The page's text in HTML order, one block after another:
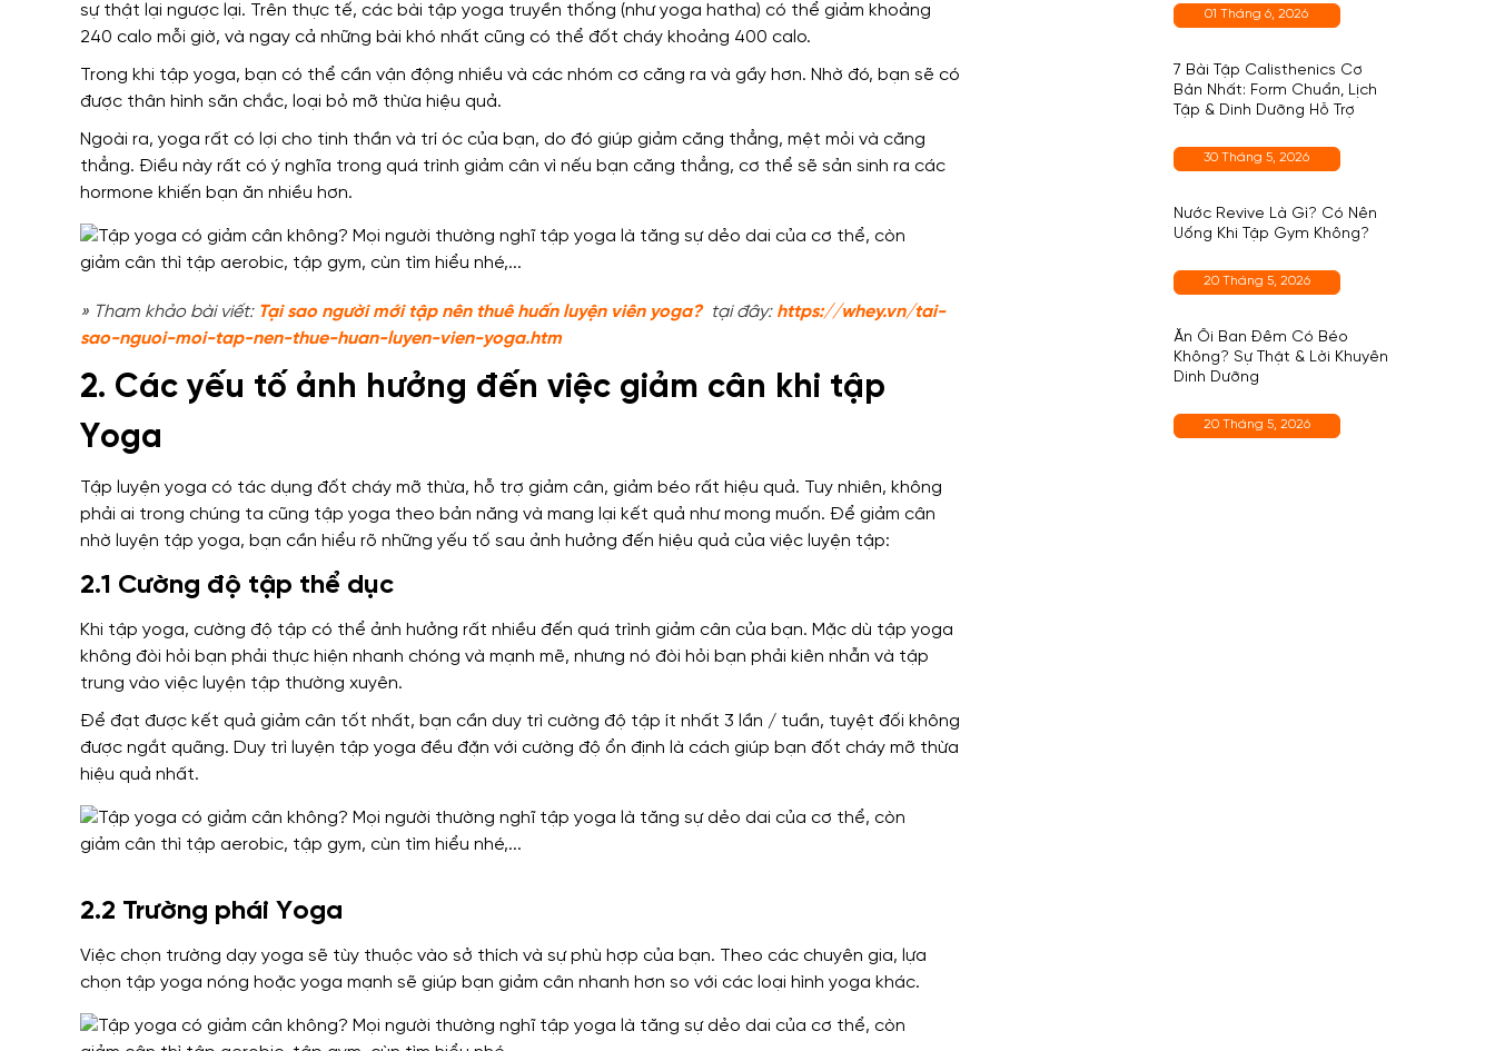
sự thật lại ngược lại. Trên thực tế, các bài tập yoga truyền thống (như yoga hatha) có thể giảm khoảng
240 calo mỗi giờ, và ngay cả những bài khó nhất cũng có thể đốt cháy khoảng 400 calo.
Trong khi tập yoga, bạn có thể cần vận động nhiều và các nhóm cơ căng ra và gầy hơn. Nhờ đó, bạn sẽ có
được thân hình săn chắc, loại bỏ mỡ thừa hiệu quả.
Ngoài ra, yoga rất có lợi cho tinh thần và trí óc của bạn, do đó giúp giảm căng thẳng, mệt mỏi và căng
thẳng. Điều này rất có ý nghĩa trong quá trình giảm cân vì nếu bạn căng thẳng, cơ thể sẽ sản sinh ra các
hormone khiến bạn ăn nhiều hơn.
» Tham khảo bài viết: Tại sao người mới tập nên thuê huấn luyện viên yoga?tại đây: https://whey.vn/tai-
sao-nguoi-moi-tap-nen-thue-huan-luyen-vien-yoga.htm
2. Các yếu tố ảnh hưởng đến việc giảm cân khi tập
Yoga
Tập luyện yoga có tác dụng đốt cháy mỡ thừa, hỗ trợ giảm cân, giảm béo rất hiệu quả. Tuy nhiên, không
phải ai trong chúng ta cũng tập yoga theo bản năng và mang lại kết quả như mong muốn. Để giảm cân
nhờ luyện tập yoga, bạn cần hiểu rõ những yếu tố sau ảnh hưởng đến hiệu quả của việc luyện tập:
2.1 Cường độ tập thể dục
Khi tập yoga, cường độ tập có thể ảnh hưởng rất nhiều đến quá trình giảm cân của bạn. Mặc dù tập yoga
không đòi hỏi bạn phải thực hiện nhanh chóng và mạnh mẽ, nhưng nó đòi hỏi bạn phải kiên nhẫn và tập
trung vào việc luyện tập thường xuyên.
Để đạt được kết quả giảm cân tốt nhất, bạn cần duy trì cường độ tập ít nhất 3 lần / tuần, tuyệt đối không
được ngắt quãng. Duy trì luyện tập yoga đều đặn với cường độ ổn định là cách giúp bạn đốt cháy mỡ thừa
hiệu quả nhất.
2.2 Trường phái Yoga
Việc chọn trường dạy yoga sẽ tùy thuộc vào sở thích và sự phù hợp của bạn. Theo các chuyên gia, lựa
chọn tập yoga nóng hoặc yoga mạnh sẽ giúp bạn giảm cân nhanh hơn so với các loại hình yoga khác.
01 Tháng 6, 2026
7 Bài Tập Calisthenics Cơ
Bản Nhất: Form Chuẩn, Lịch
Tập & Dinh Dưỡng Hỗ Trợ
30 Tháng 5, 2026
Nước Revive Là Gì? Có Nên
Uống Khi Tập Gym Không?
20 Tháng 5, 2026
Ăn Ổi Ban Đêm Có Béo
Không? Sự Thật & Lời Khuyên
Dinh Dưỡng
20 Tháng 5, 2026